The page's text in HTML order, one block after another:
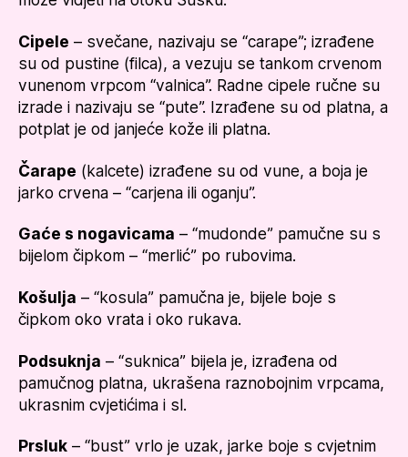
Cipele – svečane, nazivaju se “carape”; izrađene
su od pustine (filca), a vezuju se tankom crvenom
vunenom vrpcom “valnica”. Radne cipele ručne su
izrade i nazivaju se “pute”. Izrađene su od platna, a
potplat je od janjeće kože ili platna.
Čarape (kalcete) izrađene su od vune, a boja je
jarko crvena – “carjena ili oganju”.
Gaće s nogavicama – “mudonde” pamučne su s
bijelom čipkom – “merlić” po rubovima.
Košulja – “kosula” pamučna je, bijele boje s
čipkom oko vrata i oko rukava.
Podsuknja – “suknica” bijela je, izrađena od
pamučnog platna, ukrašena raznobojnim vrpcama,
ukrasnim cvjetićima i sl.
Prsluk – “bust” vrlo je uzak, jarke boje s cvjetnim